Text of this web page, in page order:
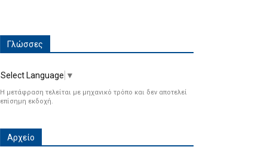
Γλώσσες
Select Language ▼
Η μετάφραση τελείται με μηχανικό τρόπο και δεν αποτελεί
επίσημη εκδοχή.
Αρχείο